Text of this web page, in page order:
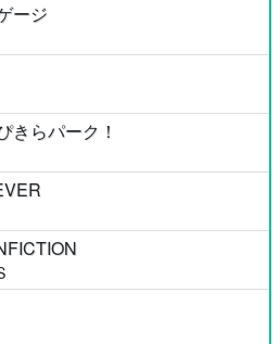
ージ
きらパーク！